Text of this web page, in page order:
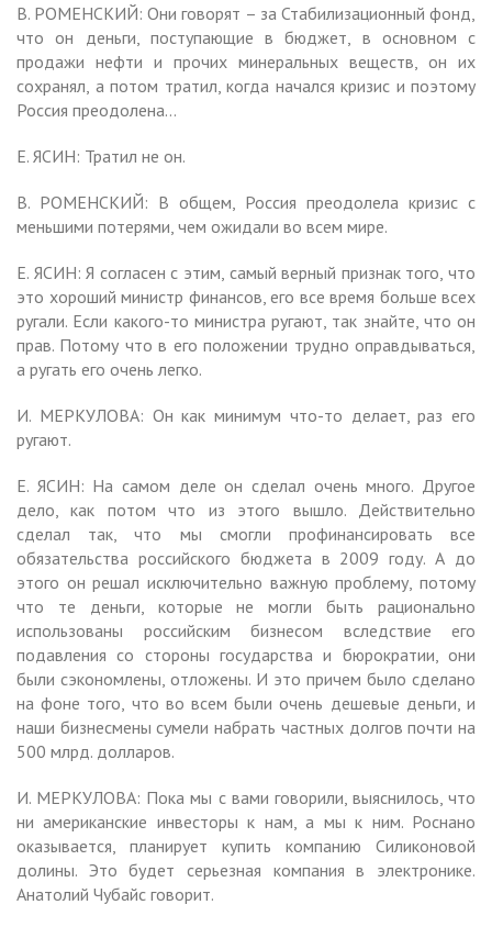
В. РОМЕНСКИЙ: Они говорят – за Стабилизационный фонд,
что он деньги, поступающие в бюджет, в основном с
продажи нефти и прочих минеральных веществ, он их
сохранял, а потом тратил, когда начался кризис и поэтому
Россия преодолена…
Е. ЯСИН: Тратил не он.
В. РОМЕНСКИЙ: В общем, Россия преодолела кризис с
меньшими потерями, чем ожидали во всем мире.
Е. ЯСИН: Я согласен с этим, самый верный признак того, что
это хороший министр финансов, его все время больше всех
ругали. Если какого-то министра ругают, так знайте, что он
прав. Потому что в его положении трудно оправдываться,
а ругать его очень легко.
И. МЕРКУЛОВА: Он как минимум что-то делает, раз его
ругают.
Е. ЯСИН: На самом деле он сделал очень много. Другое
дело, как потом что из этого вышло. Действительно
сделал так, что мы смогли профинансировать все
обязательства российского бюджета в 2009 году. А до
этого он решал исключительно важную проблему, потому
что те деньги, которые не могли быть рационально
использованы российским бизнесом вследствие его
подавления со стороны государства и бюрократии, они
были сэкономлены, отложены. И это причем было сделано
на фоне того, что во всем были очень дешевые деньги, и
наши бизнесмены сумели набрать частных долгов почти на
500 млрд. долларов.
И. МЕРКУЛОВА: Пока мы с вами говорили, выяснилось, что
ни американские инвесторы к нам, а мы к ним. Роснано
оказывается, планирует купить компанию Силиконовой
долины. Это будет серьезная компания в электронике.
Анатолий Чубайс говорит.